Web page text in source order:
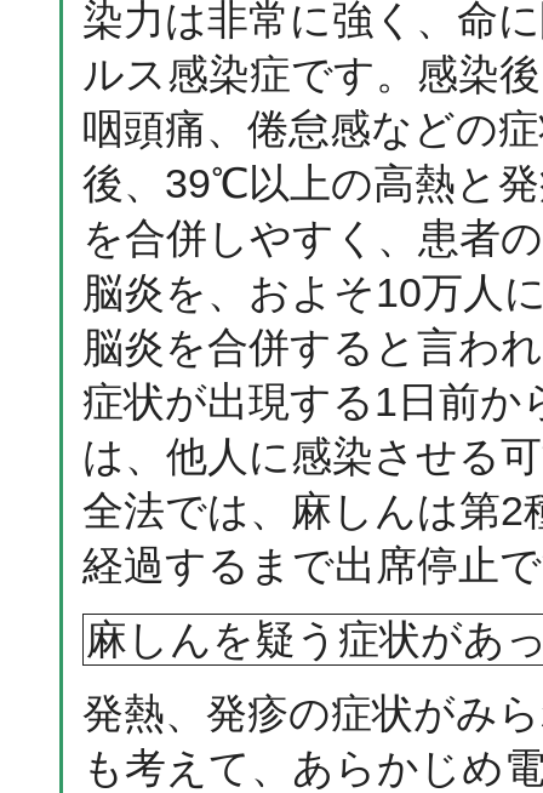
染力は非常に強く、命
ルス感染症です。感染
咽頭痛、倦怠感などの
後、39℃以上の高熱と
を合併しやすく、患者
脳炎を、およそ10万人
脳炎を合併すると言わ
症状が出現する1日前か
は、他人に感染させる
全法では、麻しんは第2
経過するまで出席停止
麻しんを疑う症状があ
発熱、発疹の症状がみ
も考えて、あらかじめ